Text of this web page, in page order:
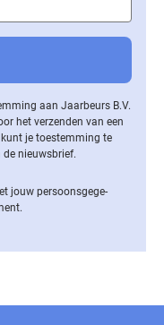
aan Jaarbeurs B.V.
het verzenden van een
je toestemming te
nieuwsbrief.
jouw per­soons­ge­ge­